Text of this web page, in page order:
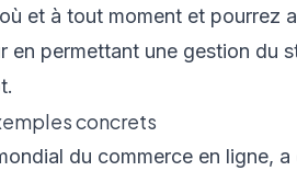
et à tout moment et pourrez
en permettant une gestion du
concrets
du commerce en ligne,